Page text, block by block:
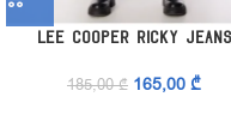
LEE COOPER RICKY JEANS
185,00₾ 165,00 ₾